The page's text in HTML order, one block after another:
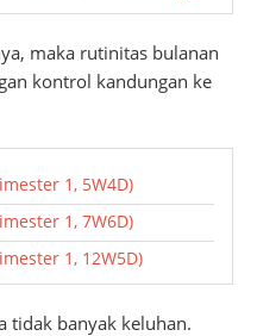
maka rutinitas bulanan
kontrol kandungan ke
1, 5W4D)
1, 7W6D)
1, 12W5D)
tidak banyak keluhan.